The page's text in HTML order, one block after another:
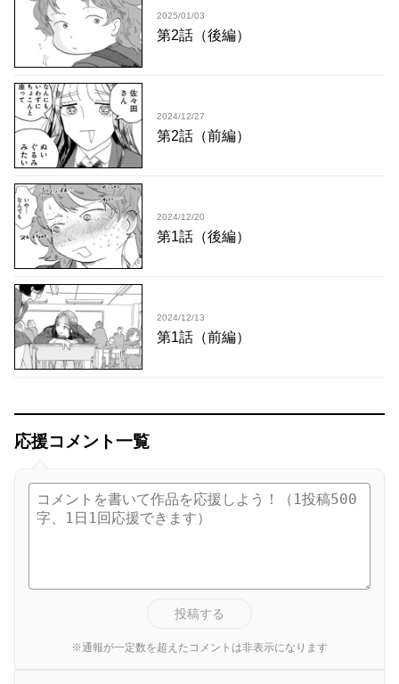
2025/01/03
第2話（後編）
2024/12/27
第2話（前編）
2024/12/20
第1話（後編）
2024/12/13
第1話（前編）
応援コメント一覧
投稿する
※通報が一定数を超えたコメントは非表示になります